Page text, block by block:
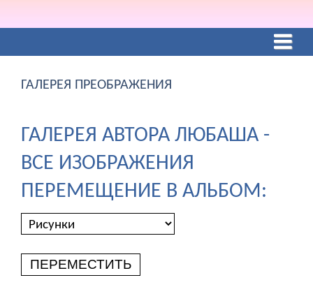
ГАЛЕРЕЯ ПРЕОБРАЖЕНИЯ
ГАЛЕРЕЯ АВТОРА ЛЮБАША -
ВСЕ ИЗОБРАЖЕНИЯ
ПЕРЕМЕЩЕНИЕ В АЛЬБОМ:
ПЕРЕМЕСТИТЬ